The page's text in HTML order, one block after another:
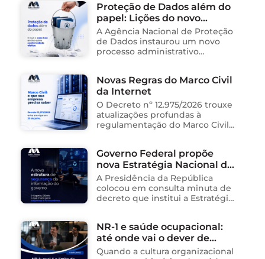
Proteção de Dados além do
papel: Lições do novo
processo sancionador da
ANPD
A Agência Nacional de Proteção
de Dados instaurou um novo
processo administrativo
organização social responsável
pela gestão de unidades
públicas de saúde …
Novas Regras do Marco Civil
da Internet
O Decreto nº 12.975/2026 trouxe
atualizações profundas à
regulamentação do Marco Civil
operações de empresas de
tecnologia no Brasil. Para ajudar
na …
Governo Federal propõe
nova Estratégia Nacional de
Segurança da Informação e
cria sistema integrado de
governança para órgãos
A Presidência da República
colocou em consulta minuta de
decreto que institui a Estratégia
Sistema Integrado de
Segurança da Informação
(SISInfo), estabelecendo …
NR-1 e saúde ocupacional:
até onde vai o dever de
cuidado da empresa?
Quando a cultura organizacional